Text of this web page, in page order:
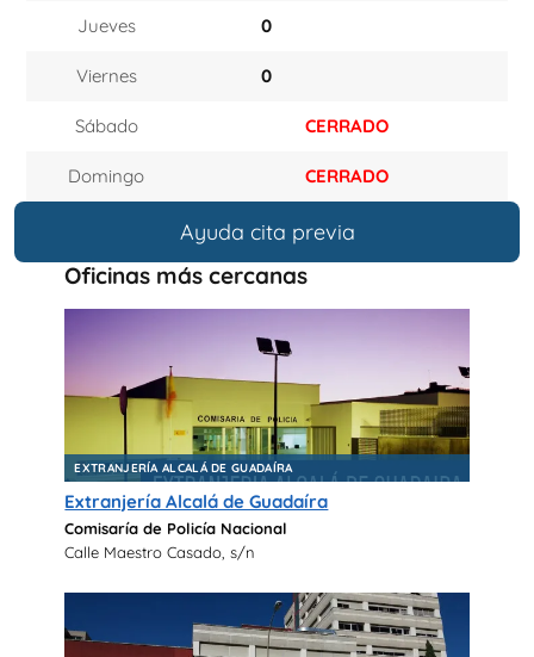
Jueves 0
Viernes 0
Sábado CERRADO
Domingo CERRADO
Ayuda cita previa
Oficinas más cercanas
EXTRANJERÍA ALCALÁ DE GUADAÍRA
Extranjería Alcalá de Guadaíra
Comisaría de Policía Nacional
Calle Maestro Casado, s/n